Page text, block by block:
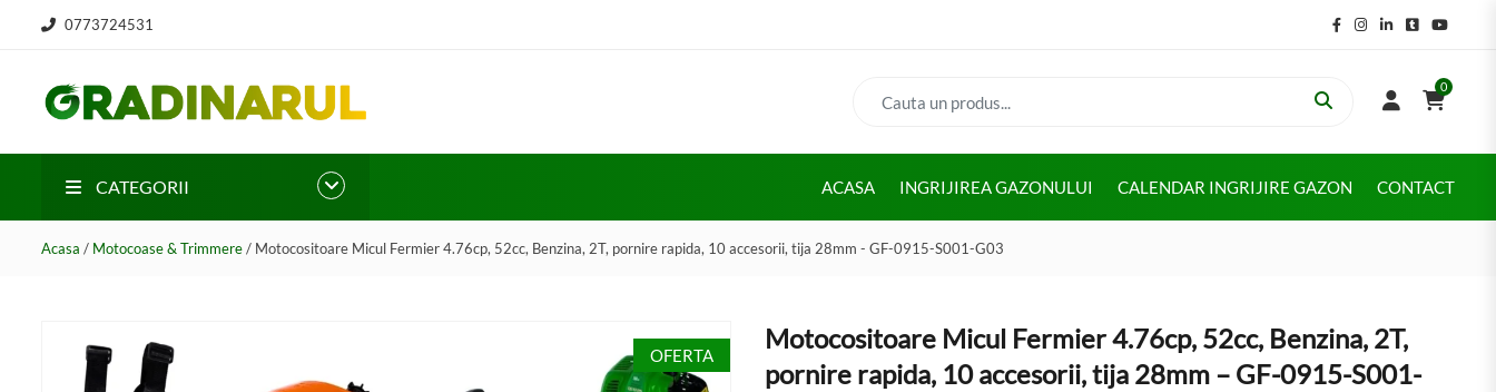
0773724531
0
CATEGORII ACASA INGRIJIREA GAZONULUI CALENDAR INGRIJIRE GAZON CONTACT
Acasa / Motocoase & Trimmere/ Motocositoare Micul Fermier 4.76cp, 52cc, Benzina, 2T, pornire rapida, 10 accesorii, tija 28mm - GF-0915-S001-G03
OFERTA
Motocositoare Micul Fermier 4.76cp, 52cc, Benzina, 2T,
pornire rapida, 10 accesorii, tija 28mm – GF-0915-S001-